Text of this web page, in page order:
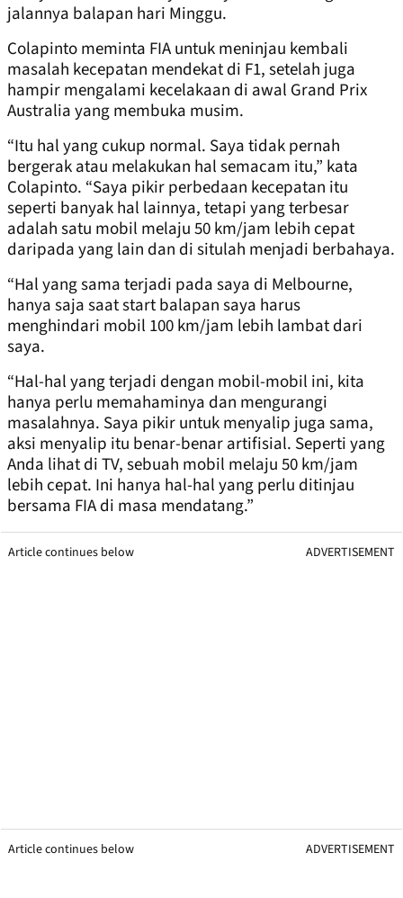
jalannya balapan hari Minggu.
Colapinto meminta FIA untuk meninjau kembali
masalah kecepatan mendekat di F1, setelah juga
hampir mengalami kecelakaan di awal Grand Prix
Australia yang membuka musim.
“Itu hal yang cukup normal. Saya tidak pernah
bergerak atau melakukan hal semacam itu,” kata
Colapinto. “Saya pikir perbedaan kecepatan itu
seperti banyak hal lainnya, tetapi yang terbesar
adalah satu mobil melaju 50 km/jam lebih cepat
daripada yang lain dan di situlah menjadi berbahaya.
“Hal yang sama terjadi pada saya di Melbourne,
hanya saja saat start balapan saya harus
menghindari mobil 100 km/jam lebih lambat dari
saya.
“Hal-hal yang terjadi dengan mobil-mobil ini, kita
hanya perlu memahaminya dan mengurangi
masalahnya. Saya pikir untuk menyalip juga sama,
aksi menyalip itu benar-benar artifisial. Seperti yang
Anda lihat di TV, sebuah mobil melaju 50 km/jam
lebih cepat. Ini hanya hal-hal yang perlu ditinjau
bersama FIA di masa mendatang.”
Article continues below ADVERTISEMENT
Article continues below ADVERTISEMENT